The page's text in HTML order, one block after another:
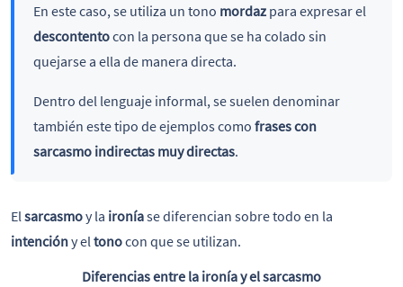
En este caso, se utiliza un tono mordazpara expresar el
descontentocon la persona que se ha colado sin
quejarse a ella de manera directa.
Dentro del lenguaje informal, se suelen denominar
también este tipo de ejemplos como frases con
sarcasmo indirectas muy directas.
Elsarcasmoy la ironíase diferencian sobre todo en la
intencióny eltonocon que se utilizan.
Diferencias entre la ironía y el sarcasmo